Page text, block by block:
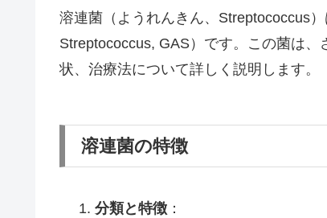
溶連菌（ようれんきん、Streptococcus
Streptococcus, GAS）です。この菌は
状、治療法について詳しく説明します。
溶連菌の特徴
分類と特徴：